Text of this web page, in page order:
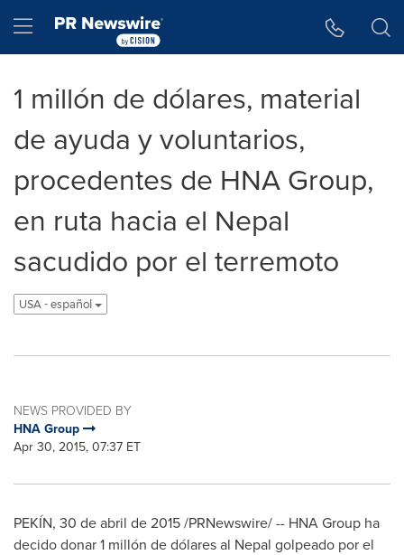
Hamburger menu
1 millón de dólares, material
de ayuda y voluntarios,
procedentes de HNA Group,
en ruta hacia el Nepal
sacudido por el terremoto
USA - español
NEWS PROVIDED BY
HNA Group
Apr 30, 2015, 07:37 ET
PEKÍN, 30 de abril de 2015 /PRNewswire/ -- HNA Group ha
decido donar 1 millón de dólares al Nepal golpeado por el